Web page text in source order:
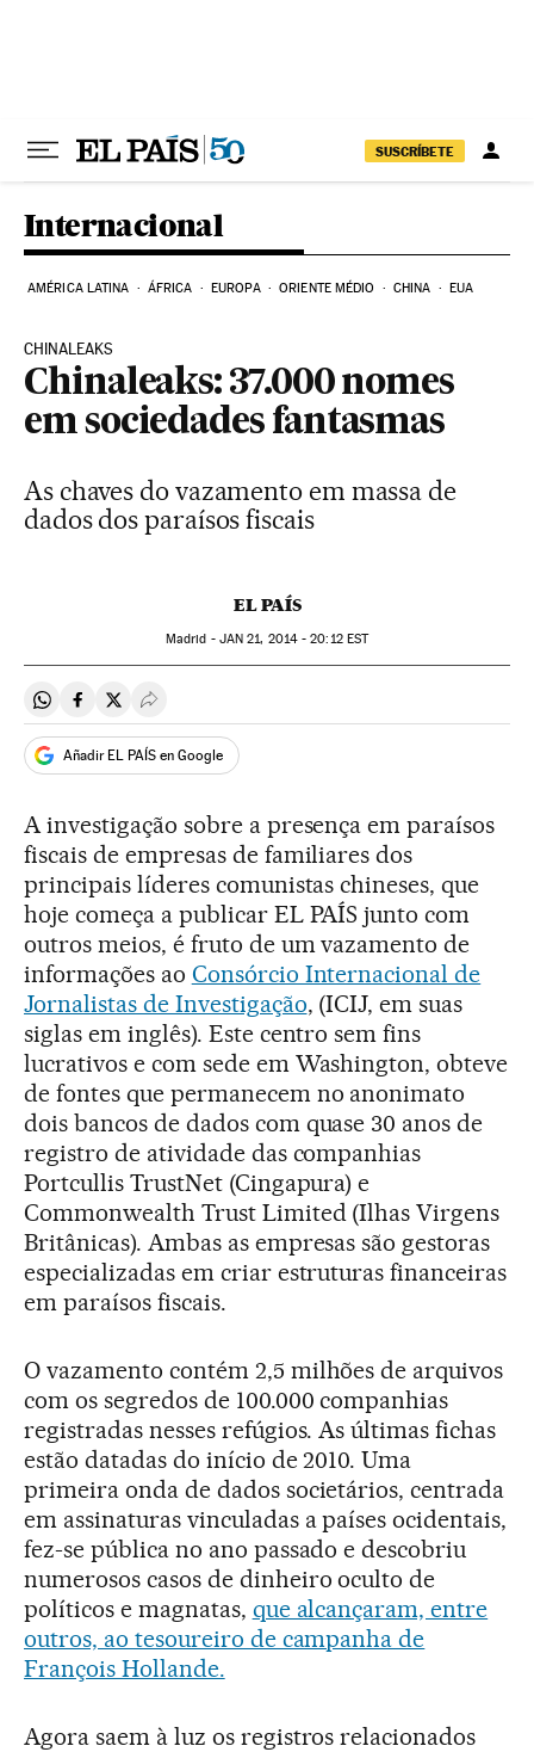
SUSCRÍBETE
Internacional
AMÉRICA LATINA ÁFRICA EUROPA ORIENTE MÉDIO CHINA EUA
CHINALEAKS
Chinaleaks: 37.000 nomes
em sociedades fantasmas
As chaves do vazamento em massa de
dados dos paraísos fiscais
EL PAÍS
Madrid - JAN 21, 2014 - 20:12EST
Compartir en Whatsapp
Compartir en Facebook
Compartir en Twitter
Desplegar Redes Sociales
Añadir EL PAÍS en Google
A investigação sobre a presença em paraísos
fiscais de empresas de familiares dos
principais líderes comunistas chineses, que
hoje começa a publicar EL PAÍS junto com
outros meios, é fruto de um vazamento de
informações ao Consórcio Internacional de
Jornalistas de Investigação, (ICIJ, em suas
siglas em inglês). Este centro sem fins
lucrativos e com sede em Washington, obteve
de fontes que permanecem no anonimato
dois bancos de dados com quase 30 anos de
registro de atividade das companhias
Portcullis TrustNet (Cingapura) e
Commonwealth Trust Limited (Ilhas Virgens
Britânicas). Ambas as empresas são gestoras
especializadas em criar estruturas financeiras
em paraísos fiscais.
O vazamento contém 2,5 milhões de arquivos
com os segredos de 100.000 companhias
registradas nesses refúgios. As últimas fichas
estão datadas do início de 2010. Uma
primeira onda de dados societários, centrada
em assinaturas vinculadas a países ocidentais,
fez-se pública no ano passado e descobriu
numerosos casos de dinheiro oculto de
políticos e magnatas, que alcançaram, entre
outros, ao tesoureiro de campanha de
François Hollande.
Agora saem à luz os registros relacionados